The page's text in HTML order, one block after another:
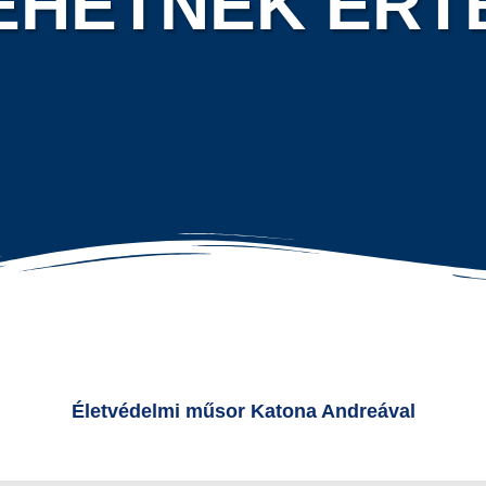
Életvédelmi műsor Katona Andreával